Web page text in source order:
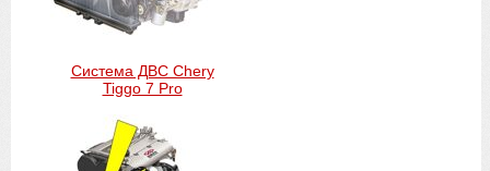
Система ДВС Chery
Tiggo 7 Pro